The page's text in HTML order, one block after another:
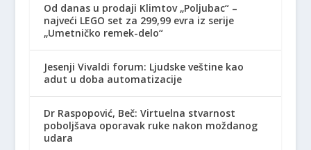
Od danas u prodaji Klimtov „Poljubac“ –
najveći LEGO set za 299,99 evra iz serije
„Umetničko remek-delo“
Jesenji Vivaldi forum: Ljudske veštine kao
adut u doba automatizacije
Dr Raspopović, Beč: Virtuelna stvarnost
poboljšava oporavak ruke nakon moždanog
udara